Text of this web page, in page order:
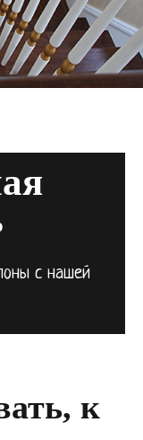
с нашей
к